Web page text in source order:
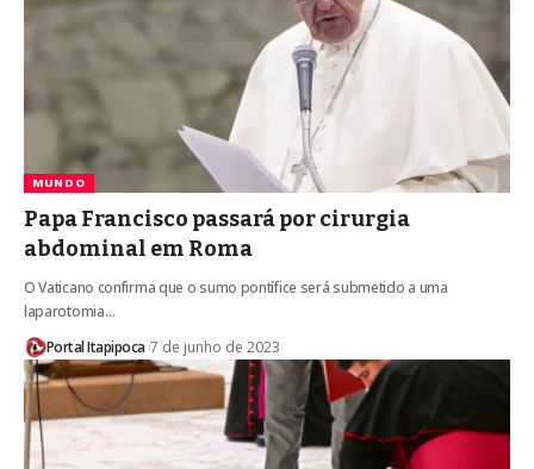
MUNDO
Papa Francisco passará por cirurgia
abdominal em Roma
O Vaticano confirma que o sumo pontífice será submetido a uma
laparotomia…
Portal Itapipoca 7 de junho de 2023